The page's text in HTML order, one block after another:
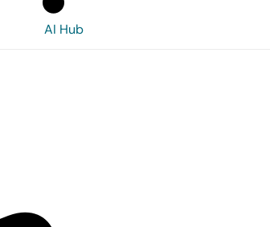
AI Hub